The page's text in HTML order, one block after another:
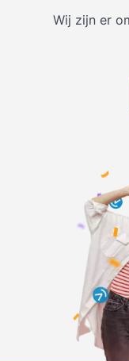
Wij zijn er